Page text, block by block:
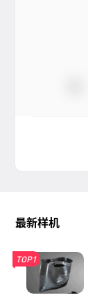
最新样机
TOP1